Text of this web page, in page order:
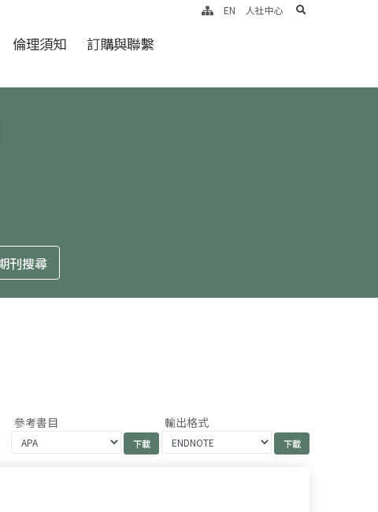
倫理須知 訂購與聯繫
EN 人社中心 search
參考書目 輸出格式